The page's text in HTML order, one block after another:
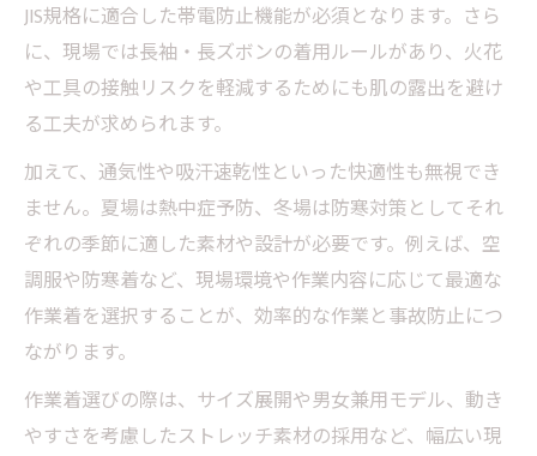
JIS規格に適合した帯電防止機能が必須となります。さら
に、現場では長袖・長ズボンの着用ルールがあり、火花
や工具の接触リスクを軽減するためにも肌の露出を避け
る工夫が求められます。
加えて、通気性や吸汗速乾性といった快適性も無視でき
ません。夏場は熱中症予防、冬場は防寒対策としてそれ
ぞれの季節に適した素材や設計が必要です。例えば、空
調服や防寒着など、現場環境や作業内容に応じて最適な
作業着を選択することが、効率的な作業と事故防止につ
ながります。
作業着選びの際は、サイズ展開や男女兼用モデル、動き
やすさを考慮したストレッチ素材の採用など、幅広い現